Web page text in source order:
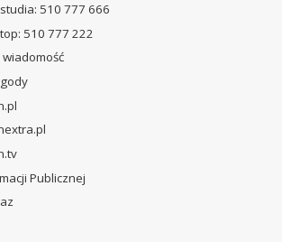
510 777 666
510 777 222
Publicznej